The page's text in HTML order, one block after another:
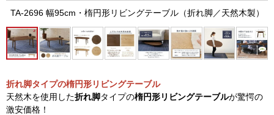
TA-2696 幅95cm・楕円形リビングテーブル（折れ脚／天然木製）
折れ脚タイプの楕円形リビングテーブル
天然木を使用した折れ脚タイプの楕円形リビングテーブルが驚愕の
激安価格！